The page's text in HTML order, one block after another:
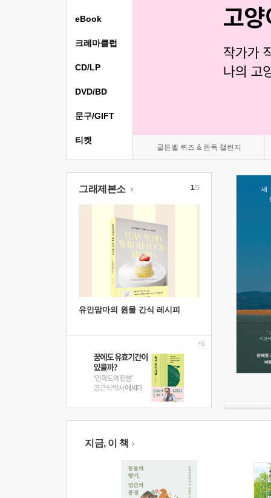
골든벨 퀴즈 & 완독 챌린지
eBook
크레마클럽
CD/LP
DVD/BD
문구/GIFT
티켓
그래제본소
유안맘마의 원물 간식 레시피
1/5
지금, 이 책